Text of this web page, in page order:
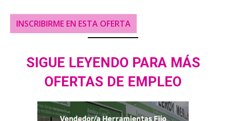
INSCRIBIRME EN ESTA OFERTA
SIGUE LEYENDO PARA MÁS
OFERTAS DE EMPLEO